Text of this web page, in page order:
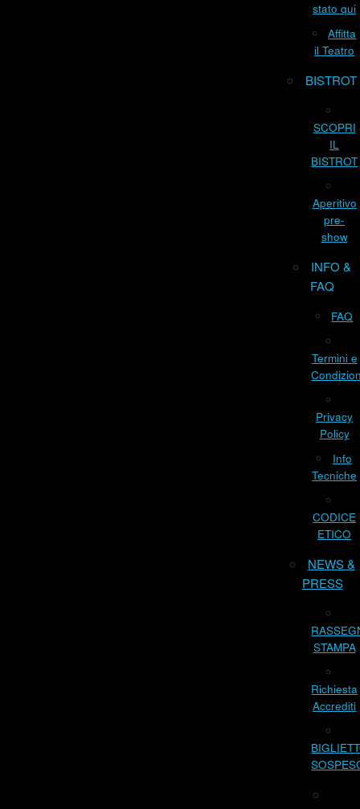
stato qui
Affitta
il Teatro
BISTROT
SCOPRI
IL
BISTROT
Aperitivo
pre-
show
INFO &
FAQ
FAQ
Termini e
Privacy
Policy
Info
Tecniche
CODICE
ETICO
NEWS &
PRESS
STAMPA
Richiesta
Accrediti